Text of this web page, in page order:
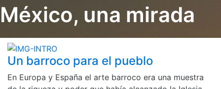
México, una mirada
Un barroco para el pueblo
En Europa y España el arte barroco era una muestra